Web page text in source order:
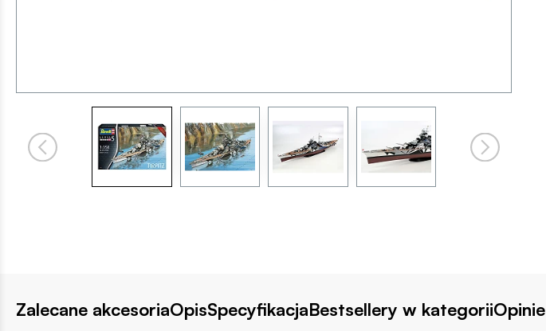
Zalecane akcesoriaOpisSpecyfikacjaBestsellery w kategoriiOpinie